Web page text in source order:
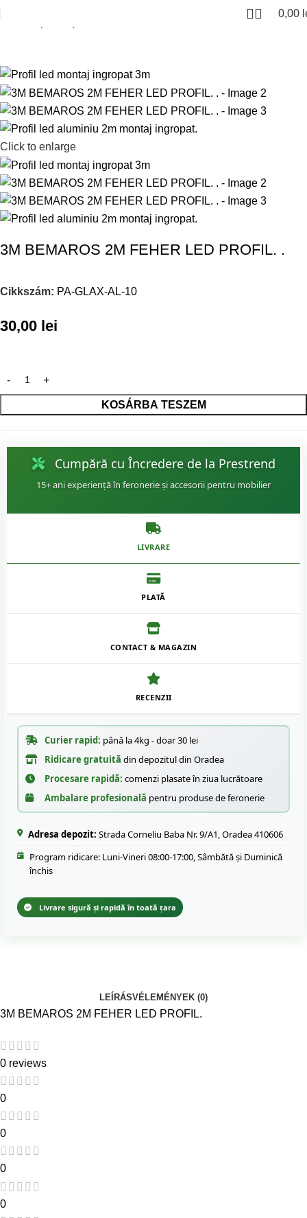
0,00
Click to enlarge
3M BEMAROS 2M FEHER LED PROFIL. .
Cikkszám: PA-GLAX-AL-10
30,00 lei
KOSÁRBA TESZEM
Cumpără cu Încredere de la Prestrend
15+ ani experiență în feronerie și accesorii pentru mobilier
LIVRARE
PLATĂ
CONTACT & MAGAZIN
RECENZII
Curier rapid: până la 4kg - doar 30 lei
Ridicare gratuită din depozitul din Oradea
Procesare rapidă: comenzi plasate în ziua lucrătoare
Ambalare profesională pentru produse de feronerie
Adresa depozit: Strada Corneliu Baba Nr. 9/A1, Oradea 410606
Program ridicare: Luni-Vineri 08:00-17:00, Sâmbătă și Duminică
închis
Livrare sigură și rapidă în toată țara
LEÍRÁSVÉLEMÉNYEK (0)
3M BEMAROS 2M FEHER LED PROFIL.
0 reviews
0
0
0
0